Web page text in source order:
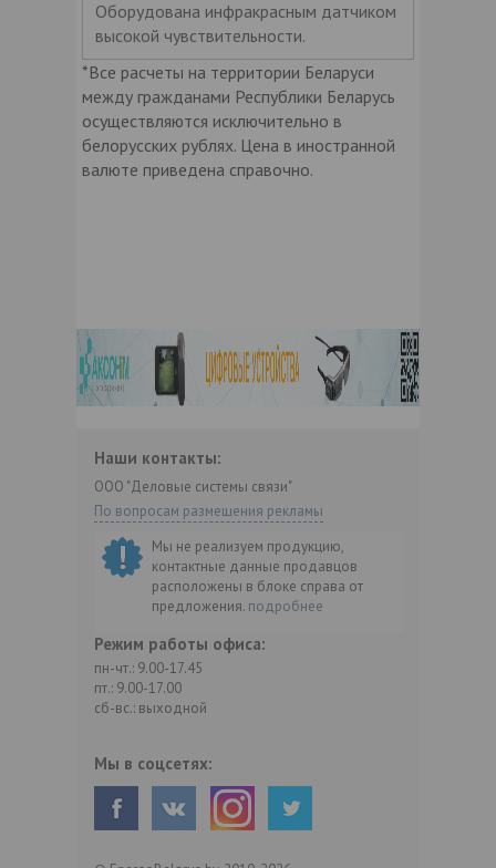
Оборудована инфракрасным датчиком
высокой чувствительности.
*Все расчеты на территории Беларуси
между гражданами Республики Беларусь
осуществляются исключительно в
белорусских рублях. Цена в иностранной
валюте приведена справочно.
Наши контакты:
ООО "Деловые системы связи"
По вопросам размещения рекламы
Мы не реализуем продукцию,
контактные данные продавцов
расположены в блоке справа от
предложения. подробнее
Режим работы офиса:
пн-чт.: 9.00-17.45
пт.: 9.00-17.00
сб-вс.: выходной
Мы в соцсетях: